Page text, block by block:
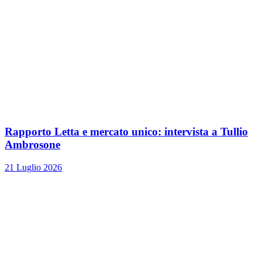
Rapporto Letta e mercato unico: intervista a Tullio
Ambrosone
21 Luglio 2026